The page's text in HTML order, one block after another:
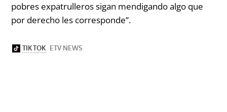
pobres expatrulleros sigan mendigando algo que
por derecho les corresponde”.